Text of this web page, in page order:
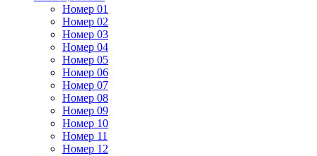
Номер 01
Номер 02
Номер 03
Номер 04
Номер 05
Номер 06
Номер 07
Номер 08
Номер 09
Номер 10
Номер 11
Номер 12